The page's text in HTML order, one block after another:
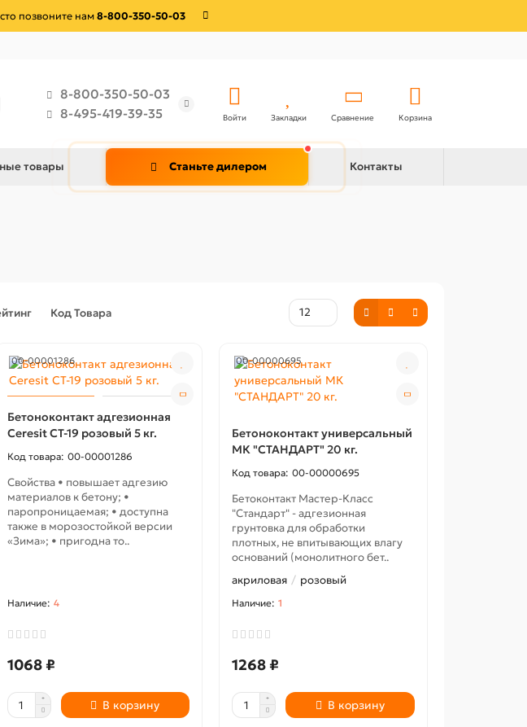
позвоните нам8-800-350-50-03
8-800-350-50-03
8-495-419-39-35
Войти Закладки Сравнение Корзина
товары Станьте дилером Контакты
Код Товара
00-00001286
Бетоноконтакт адгезионная
Ceresit СТ-19 розовый 5 кг.
00-00001286
Свойства • повышает адгезию
материалов к бетону; •
паропроницаемая; • доступна
также в морозостойкой версии
«Зима»; • пригодна то..
4
1068 ₽
В корзину
00-00000695
Бетоноконтакт универсальный
МК "СТАНДАРТ" 20 кг.
00-00000695
Бетоконтакт Мастер-Класс
"Стандарт" - адгезионная
грунтовка для обработки
плотных, не впитывающих влагу
оснований (монолитного бет..
акриловая
розовый
1
1268 ₽
В корзину